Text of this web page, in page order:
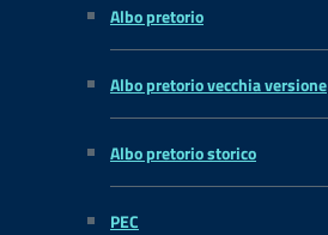
Albo pretorio
Albo pretorio vecchia versione
Albo pretorio storico
PEC